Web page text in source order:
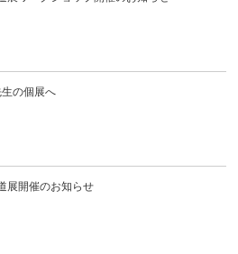
の個展へ
展開催のお知らせ